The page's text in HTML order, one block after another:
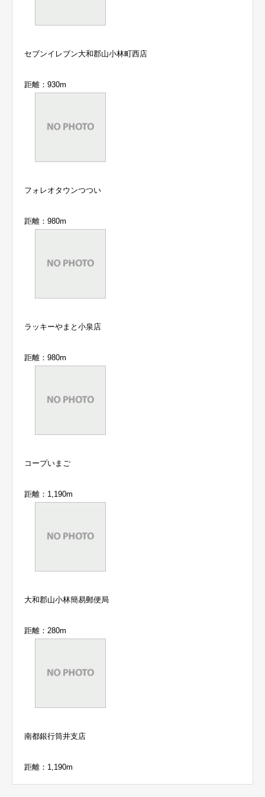
セブンイレブン大和郡山小林町西店
距離：930m
フォレオタウンつつい
距離：980m
ラッキーやまと小泉店
距離：980m
コープいまご
距離：1,190m
大和郡山小林簡易郵便局
距離：280m
南都銀行筒井支店
距離：1,190m